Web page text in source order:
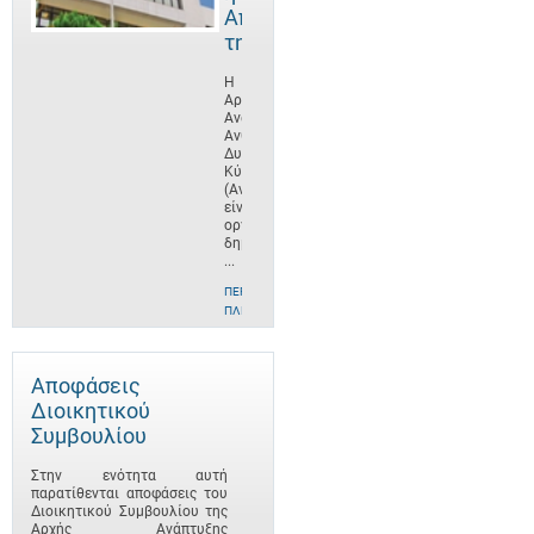
Αποστολή
της
Η
Αρχή
Ανάπτυξης
Ανθρώπινου
Δυναμικού
Κύπρου
(ΑνΑΔ)
είναι
οργανισμός
δημοσίου
...
ΠΕΡΙΣΣΌΤΕΡΕΣ
ΠΛΗΡΟΦΟΡΊΕΣ
Αποφάσεις
Διοικητικού
Συμβουλίου
Στην ενότητα αυτή
παρατίθενται αποφάσεις του
Διοικητικού Συμβουλίου της
Αρχής Ανάπτυξης